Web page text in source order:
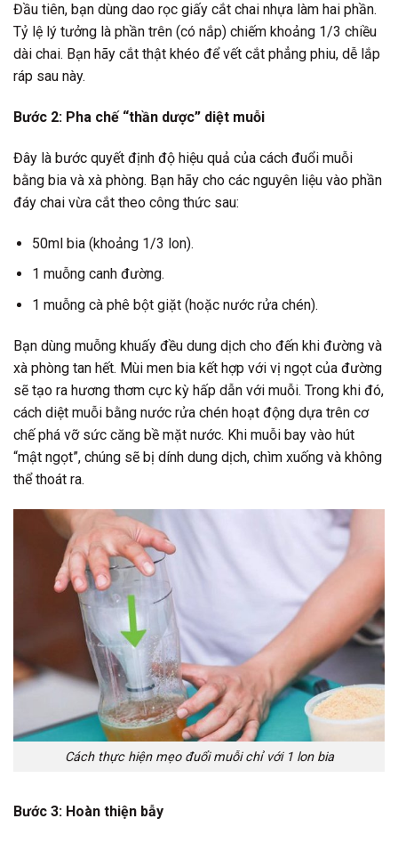
Đầu tiên, bạn dùng dao rọc giấy cắt chai nhựa làm hai phần.
Tỷ lệ lý tưởng là phần trên (có nắp) chiếm khoảng 1/3 chiều
dài chai. Bạn hãy cắt thật khéo để vết cắt phẳng phiu, dễ lắp
ráp sau này.
Bước 2: Pha chế “thần dược” diệt muỗi
Đây là bước quyết định độ hiệu quả của cách đuổi muỗi
bằng bia và xà phòng. Bạn hãy cho các nguyên liệu vào phần
đáy chai vừa cắt theo công thức sau:
50ml bia (khoảng 1/3 lon).
1 muỗng canh đường.
1 muỗng cà phê bột giặt (hoặc nước rửa chén).
Bạn dùng muỗng khuấy đều dung dịch cho đến khi đường và
xà phòng tan hết. Mùi men bia kết hợp với vị ngọt của đường
sẽ tạo ra hương thơm cực kỳ hấp dẫn với muỗi. Trong khi đó,
cách diệt muỗi bằng nước rửa chén hoạt động dựa trên cơ
chế phá vỡ sức căng bề mặt nước. Khi muỗi bay vào hút
“mật ngọt”, chúng sẽ bị dính dung dịch, chìm xuống và không
thể thoát ra.
Cách thực hiện mẹo đuổi muỗi chỉ với 1 lon bia
Bước 3: Hoàn thiện bẫy